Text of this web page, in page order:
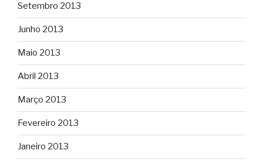
Setembro 2013
Junho 2013
Maio 2013
Abril 2013
Março 2013
Fevereiro 2013
Janeiro 2013